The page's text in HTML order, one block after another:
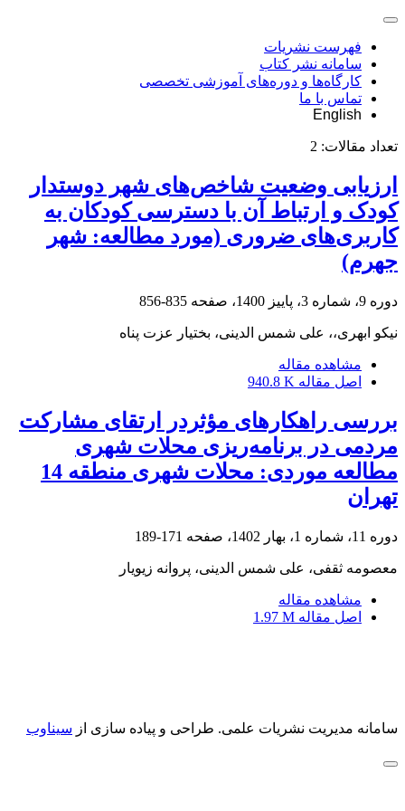
فهرست نشریات
سامانه نشر کتاب
کارگاه‌ها و دوره‌های آموزشی تخصصی
تماس با ما
English
تعداد مقالات: 2
ارزیابی وضعیت شاخص‌های شهر دوستدار
کودک و ارتباط آن با دسترسی کودکان به
کاربری‌های ضروری (مورد مطالعه: شهر
جهرم)
دوره 9، شماره 3، پاییز 1400، صفحه 835-856
نیکو ابهری،، علی شمس الدینی، بختیار عزت پناه
مشاهده مقاله
اصل مقاله 940.8 K
بررسی راهکارهای مؤثردر ارتقای مشارکت
مردمی در برنامه‌ریزی محلات شهری
مطالعه موردی: محلات شهری منطقه 14
تهران
دوره 11، شماره 1، بهار 1402، صفحه 171-189
معصومه ثقفی، علی شمس الدینی، پروانه زیویار
مشاهده مقاله
اصل مقاله 1.97 M
سامانه مدیریت نشریات علمی. طراحی و پیاده سازی از سیناوب